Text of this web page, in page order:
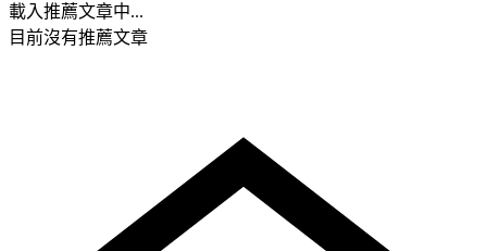
載入推薦文章中...
目前沒有推薦文章